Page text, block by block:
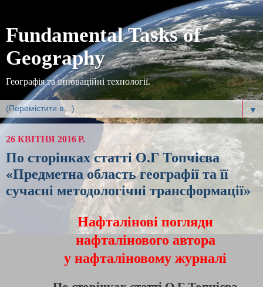
Fundamental Tasks of
Geography
Географія та інноваційні технології.
▼
26 КВІТНЯ 2016 Р.
По сторінках статті О.Г Топчієва
«Предметна область географії та її
сучасні методологічні трансформації»
Нафталінові погляди
нафталінового автора
у нафталіновому журналі